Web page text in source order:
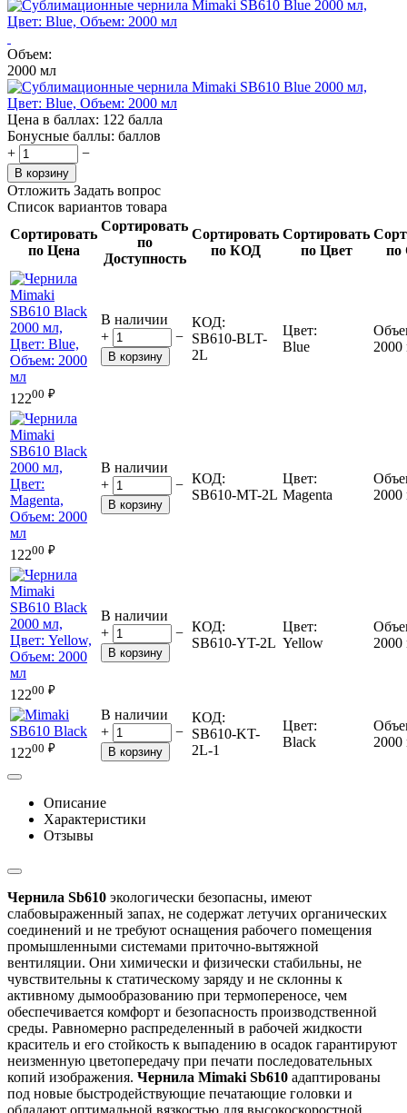
Объем:
2000 мл
Цена в баллах: 122 балла
Бонусные баллы: баллов
+
−
В корзину
Отложить Задать вопрос
Список вариантов товара
Сортировать
по Цена
Сортировать
по
Доступность
Сортировать
по КОД
Сортировать
по Цвет
по
12200 ₽
В наличии
+
−
В корзину
КОД:
SB610-BLT-
2L
Цвет:
Blue
2000
12200 ₽
В наличии
+
−
В корзину
КОД:
SB610-MT-2L
Цвет:
Magenta
2000
12200 ₽
В наличии
+
−
В корзину
КОД:
SB610-YT-2L
Цвет:
Yellow
2000
12200 ₽
В наличии
+
−
В корзину
КОД:
SB610-KT-
2L-1
Цвет:
Black
2000
Описание
Характеристики
Отзывы
Чернила Sb610 экологически безопасны, имеют
слабовыраженный запах, не содержат летучих органических
соединений и не требуют оснащения рабочего помещения
промышленными системами приточно-вытяжной
вентиляции. Они химически и физически стабильны, не
чувствительны к статическому заряду и не склонны к
активному дымообразованию при термопереносе, чем
обеспечивается комфорт и безопасность производственной
среды. Равномерно распределенный в рабочей жидкости
краситель и его стойкость к выпадению в осадок гарантируют
неизменную цветопередачу при печати последовательных
копий изображения. Чернила Mimaki Sb610 адаптированы
под новые быстродействующие печатающие головки и
обладают оптимальной вязкостью для высокоскоростной